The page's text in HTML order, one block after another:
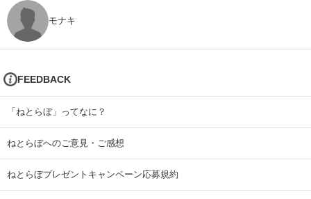
モナキ
FEEDBACK
「ねとらぼ」ってなに？
ねとらぼへのご意見・ご感想
ねとらぼプレゼントキャンペーン応募規約